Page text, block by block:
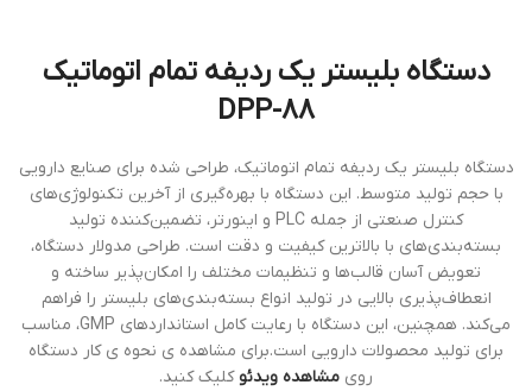
دستگاه بليستر یک ردیفه تمام اتوماتيک
DPP-88
دستگاه بليستر یک ردیفه تمام اتوماتيک، طراحی شده برای صنایع دارویی
با حجم تولید متوسط. این دستگاه با بهره‌گیری از آخرین تکنولوژی‌های
کنترل صنعتی از جمله PLC و اینورتر، تضمین‌کننده تولید
بسته‌بندی‌های با بالاترین کیفیت و دقت است. طراحی مدولار دستگاه،
تعویض آسان قالب‌ها و تنظیمات مختلف را امکان‌پذیر ساخته و
انعطاف‌پذیری بالایی در تولید انواع بسته‌بندی‌های بلیستر را فراهم
می‌کند. همچنین، این دستگاه با رعایت کامل استانداردهای GMP، مناسب
برای تولید محصولات دارویی است.برای مشاهده ی نحوه ی کار دستگاه
روی مشاهده ویدئوکلیک کنید.